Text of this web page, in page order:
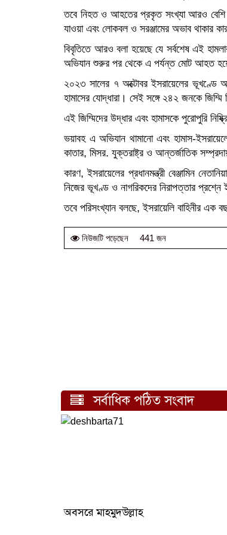
তবে নিহত ও আহতের প্রকৃত সংখ্যা আরও
যাওয়া এবং লোকবল ও সরঞ্জামের অভাব থাকার
বিবৃতিতে আরও বলা হয়েছে যে সর্বশেষ এই
অভিযান শুরুর পর থেকে এ পর্যন্ত মোট আহত
২০২৩ সালের ৭ অক্টোবর ইসরায়েলের ভূখণ্ডে
হামাসের যোদ্ধারা। সেই সঙ্গে ২৪২ জনকে
এই জিম্মিদের উদ্ধার এবং হামাসকে পুরোপুরি
ভয়াবহ এ অভিযান থামানো এবং হামাস-
কাতার, মিসর. যুক্তরাষ্ট্র ও আন্তর্জাতিক
কারণ, ইসরায়েলের প্রধানমন্ত্রী বেঞ্জামিন
নিজের ভূখণ্ড ও নাগরিকদের নিরাপত্তার
তবে পরিসংখ্যান বলছে, ইসরায়েলি বাহিনীর এক
নিউজটি পড়েছেন 441 জন
সর্বাধিক পঠিত সংবাদ
অবসরে মাহমুদউল্লাহ